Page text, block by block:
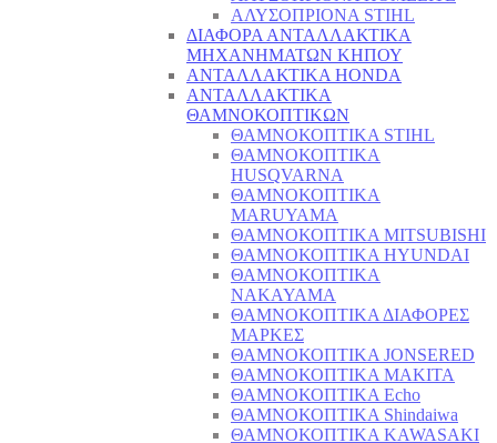
ΑΛΥΣΟΠΡΙΟΝΑ STIHL
ΔΙΑΦΟΡΑ ΑΝΤΑΛΛΑΚΤΙΚΑ
ΜΗΧΑΝΗΜΑΤΩΝ ΚΗΠΟΥ
ΑΝΤΑΛΛΑΚΤΙΚΑ HONDA
ΑΝΤΑΛΛΑΚΤΙΚΑ
ΘΑΜΝΟΚΟΠΤΙΚΩΝ
ΘΑΜΝΟΚΟΠΤΙΚΑ STIHL
ΘΑΜΝΟΚΟΠΤΙΚΑ
HUSQVARNA
ΘΑΜΝΟΚΟΠΤΙΚΑ
MARUYAMA
ΘΑΜΝΟΚΟΠΤΙΚΑ MITSUBISHI
ΘΑΜΝΟΚΟΠΤΙΚΑ HYUNDAI
ΘΑΜΝΟΚΟΠΤΙΚΑ
NAKAYAMA
ΘΑΜΝΟΚΟΠΤΙΚΑ ΔΙΑΦΟΡΕΣ
ΜΑΡΚΕΣ
ΘΑΜΝΟΚΟΠΤΙΚΑ JONSERED
ΘΑΜΝΟΚΟΠΤΙΚΑ MAKITA
ΘΑΜΝΟΚΟΠΤΙΚΑ Echo
ΘΑΜΝΟΚΟΠΤΙΚΑ Shindaiwa
ΘΑΜΝΟΚΟΠΤΙΚΑ KAWASAKI